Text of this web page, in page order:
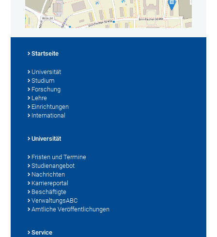
Startseite
Universität
Studium
Forschung
Lehre
Einrichtungen
International
Universität
Fristen und Termine
Studienangebot
Nachrichten
Karriereportal
Beschäftigte
VerwaltungsABC
Amtliche Veröffentlichungen
Service